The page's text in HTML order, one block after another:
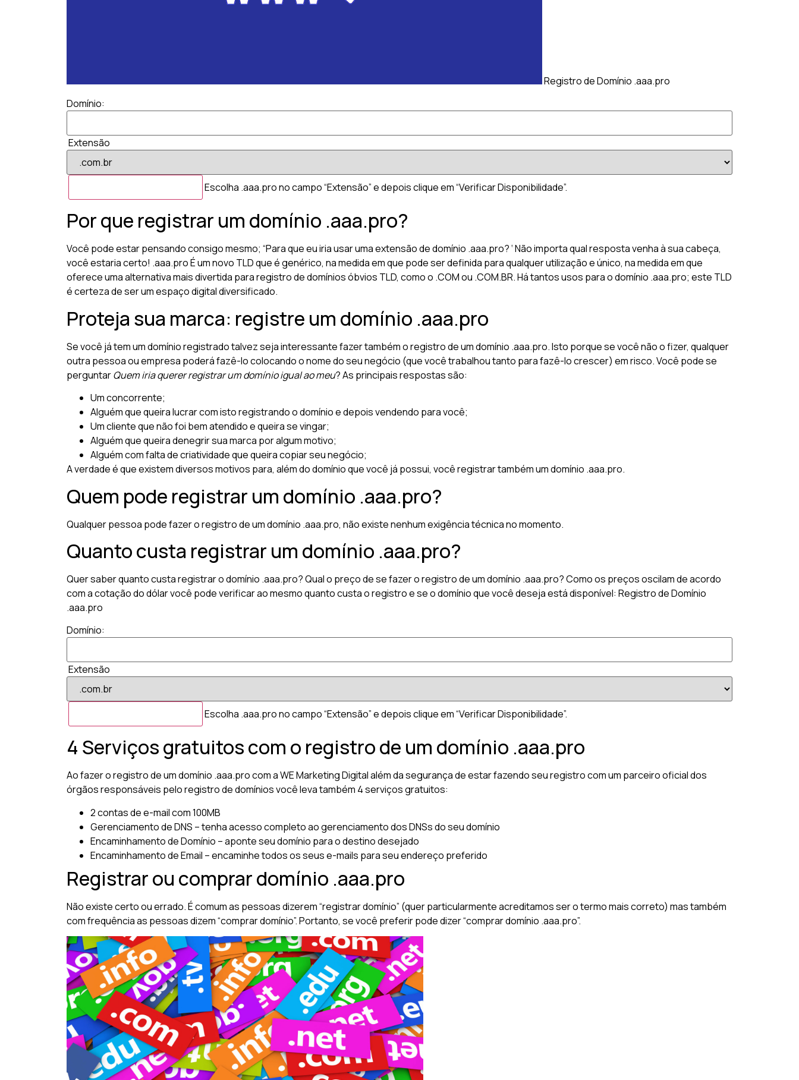
Registro de Domínio .aaa.pro
Domínio:
Extensão
Escolha .aaa.pro no campo “Extensão” e depois clique em “Verificar Disponibilidade”.
Por que registrar um domínio .aaa.pro?
Você pode estar pensando consigo mesmo; “Para que eu iria usar uma extensão de domínio .aaa.pro? ‘ Não importa qual resposta venha à sua cabeça,
você estaria certo! .aaa.pro É um novo TLD que é genérico, na medida em que pode ser definida para qualquer utilização e único, na medida em que
oferece uma alternativa mais divertida para registro de domínios óbvios TLD, como o .COM ou .COM.BR. Há tantos usos para o domínio .aaa.pro; este TLD
é certeza de ser um espaço digital diversificado.
Proteja sua marca: registre um domínio .aaa.pro
Se você já tem um domínio registrado talvez seja interessante fazer também o registro de um domínio .aaa.pro. Isto porque se você não o fizer, qualquer
outra pessoa ou empresa poderá fazê-lo colocando o nome do seu negócio (que você trabalhou tanto para fazê-lo crescer) em risco. Você pode se
perguntarQuem iria querer registrar um domínio igual ao meu? As principais respostas são:
Um concorrente;
Alguém que queira lucrar com isto registrando o domínio e depois vendendo para você;
Um cliente que não foi bem atendido e queira se vingar;
Alguém que queira denegrir sua marca por algum motivo;
Alguém com falta de criatividade que queira copiar seu negócio;
A verdade é que existem diversos motivos para, além do domínio que você já possui, você registrar também um domínio .aaa.pro.
Quem pode registrar um domínio .aaa.pro?
Qualquer pessoa pode fazer o registro de um domínio .aaa.pro, não existe nenhum exigência técnica no momento.
Quanto custa registrar um domínio .aaa.pro?
Quer saber quanto custa registrar o domínio .aaa.pro? Qual o preço de se fazer o registro de um domínio .aaa.pro? Como os preços oscilam de acordo
com a cotação do dólar você pode verificar ao mesmo quanto custa o registro e se o domínio que você deseja está disponível: Registro de Domínio
.aaa.pro
Domínio:
Extensão
Escolha .aaa.pro no campo “Extensão” e depois clique em “Verificar Disponibilidade”.
4 Serviços gratuitos com o registro de um domínio .aaa.pro
Ao fazer o registro de um domínio .aaa.pro com a WE Marketing Digital além da segurança de estar fazendo seu registro com um parceiro oficial dos
órgãos responsáveis pelo registro de domínios você leva também 4 serviços gratuitos:
2 contas de e-mail com 100MB
Gerenciamento de DNS – tenha acesso completo ao gerenciamento dos DNSs do seu domínio
Encaminhamento de Domínio – aponte seu domínio para o destino desejado
Encaminhamento de Email – encaminhe todos os seus e-mails para seu endereço preferido
Registrar ou comprar domínio .aaa.pro
Não existe certo ou errado. É comum as pessoas dizerem “registrar domínio” (quer particularmente acreditamos ser o termo mais correto) mas também
com frequência as pessoas dizem “comprar domínio”. Portanto, se você preferir pode dizer “comprar domínio .aaa.pro”.